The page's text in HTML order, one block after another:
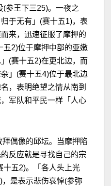
(参王下三25)。一夜之
于无有」(赛十五1)，表
来，迅速征服了摩押的
五2)位于摩押中部的亚嫩
(赛十五2)在更北边，而
」(赛十五4)位于最北边
，表明绝望之情从南到
军队和平民一样「人心
拜偶像的邱坛。当摩押陷
反应就是寻找自己的宗
十五2)。「各人头上光
是表示悲伤哀悼(参弥